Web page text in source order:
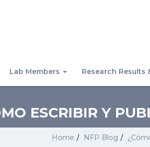
Lab Members Research Results
ESCRIBIR Y
Home / NFP Blog /